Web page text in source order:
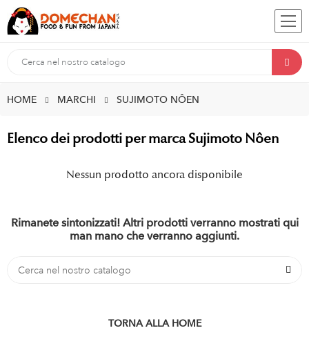
HOME MARCHI SUJIMOTO NÔEN
Elenco dei prodotti per marca Sujimoto Nôen
Nessun prodotto ancora disponibile
Rimanete sintonizzati! Altri prodotti verranno mostrati qui
man mano che verranno aggiunti.
TORNA ALLA HOME